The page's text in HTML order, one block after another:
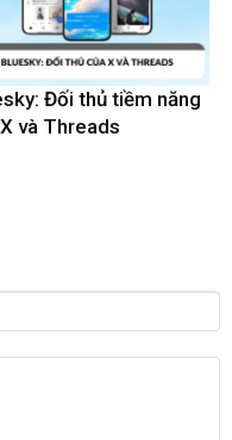
Đối thủ tiềm năng
và Threads